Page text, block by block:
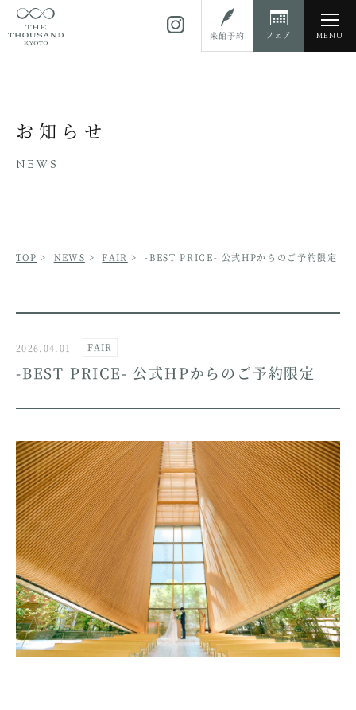
MENU
フェア
来館予約
お知らせ
NEWS
TOP > NEWS >FAIR >-BEST PRICE- 公式HPからのご予約限定
2026.04.01 FAIR
-BEST PRICE- 公式HPからのご予約限定